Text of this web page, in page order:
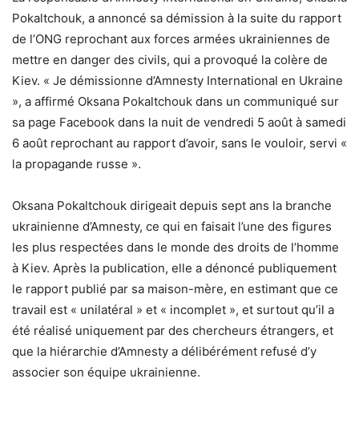
Pokaltchouk, a annoncé sa démission à la suite du rapport
de l’ONG reprochant aux forces armées ukrainiennes de
mettre en danger des civils, qui a provoqué la colère de
Kiev. « Je démissionne d’Amnesty International en Ukraine
», a affirmé Oksana Pokaltchouk dans un communiqué sur
sa page Facebook dans la nuit de vendredi 5 août à samedi
6 août reprochant au rapport d’avoir, sans le vouloir, servi «
la propagande russe ».
Oksana Pokaltchouk dirigeait depuis sept ans la branche
ukrainienne d’Amnesty, ce qui en faisait l’une des figures
les plus respectées dans le monde des droits de l’homme
à Kiev. Après la publication, elle a dénoncé publiquement
le rapport publié par sa maison-mère, en estimant que ce
travail est « unilatéral » et « incomplet », et surtout qu’il a
été réalisé uniquement par des chercheurs étrangers, et
que la hiérarchie d’Amnesty a délibérément refusé d’y
associer son équipe ukrainienne.